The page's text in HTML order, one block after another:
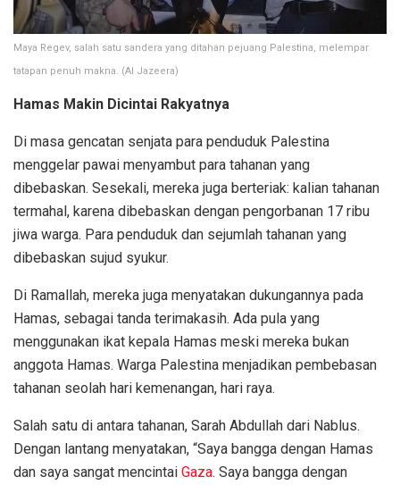
Maya Regev, salah satu sandera yang ditahan pejuang Palestina, melempar
tatapan penuh makna. (Al Jazeera)
Hamas Makin Dicintai Rakyatnya
Di masa gencatan senjata para penduduk Palestina
menggelar pawai menyambut para tahanan yang
dibebaskan. Sesekali, mereka juga berteriak: kalian tahanan
termahal, karena dibebaskan dengan pengorbanan 17 ribu
jiwa warga. Para penduduk dan sejumlah tahanan yang
dibebaskan sujud syukur.
Di Ramallah, mereka juga menyatakan dukungannya pada
Hamas, sebagai tanda terimakasih. Ada pula yang
menggunakan ikat kepala Hamas meski mereka bukan
anggota Hamas. Warga Palestina menjadikan pembebasan
tahanan seolah hari kemenangan, hari raya.
Salah satu di antara tahanan, Sarah Abdullah dari Nablus.
Dengan lantang menyatakan, “Saya bangga dengan Hamas
dan saya sangat mencintai Gaza. Saya bangga dengan